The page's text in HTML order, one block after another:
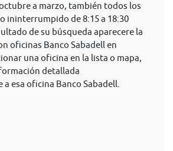
a marzo, también todos los
ininterrumpido de 8:15 a 18:30
de su búsqueda aparecere la
oficinas Banco Sabadell en
una oficina en la lista o mapa,
detallada
esa oficina Banco Sabadell.